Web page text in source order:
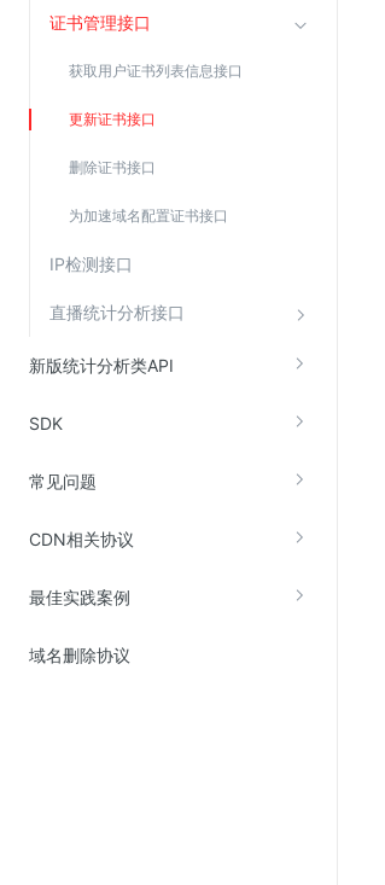
证书管理接口
获取用户证书列表信息接口
更新证书接口
删除证书接口
为加速域名配置证书接口
IP检测接口
直播统计分析接口
新版统计分析类API
SDK
常见问题
CDN相关协议
最佳实践案例
域名删除协议
资质认证